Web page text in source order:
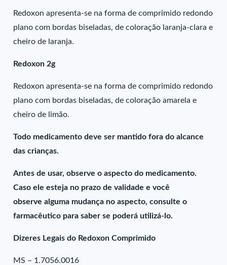
Redoxon apresenta-se na forma de comprimido redondo
plano com bordas biseladas, de coloração laranja-clara e
cheiro de laranja.
Redoxon 2g
Redoxon apresenta-se na forma de comprimido redondo
plano com bordas biseladas, de coloração amarela e
cheiro de limão.
Todo medicamento deve ser mantido fora do alcance
das crianças.
Antes de usar, observe o aspecto do medicamento.
Caso ele esteja no prazo de validade e você
observe alguma mudança no aspecto, consulte o
farmacêutico para saber se poderá utilizá-lo.
Dizeres Legais do Redoxon Comprimido
MS – 1.7056.0016